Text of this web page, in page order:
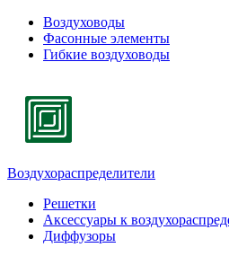
Воздуховоды
Фасонные элементы
Гибкие воздуховоды
Воздухораспределители
Решетки
Аксессуары к
Диффузоры